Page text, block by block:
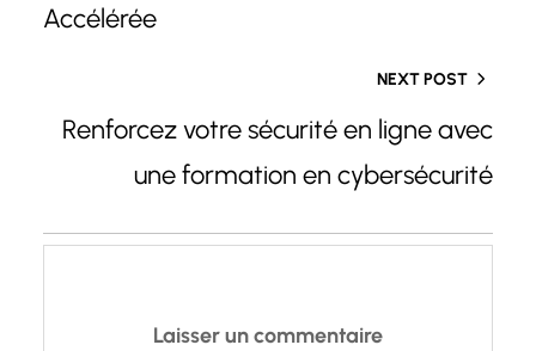
Accélérée
NEXT POST
Renforcez votre sécurité en ligne avec
une formation en cybersécurité
Laisser un commentaire